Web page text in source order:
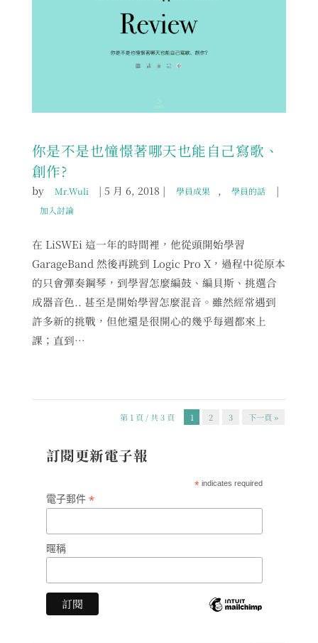
你是不是也憧憬著哪天也能自己寫歌、
創作?
by Mr.Wuli |5 月 6, 2018 | 學員成果 , 學員的話 |
加入討論
在 LiSWEi 這一年的時間裡，他從頭開始學習
GarageBand 然後再跳到 Logic Pro X，過程中從原本
的只會彈奏鋼琴，到學習怎麼編鼓、編貝斯、挑選合
成器音色.. 甚至是開始學習怎麼混音。雖然經常遇到
許多新的挑戰，但他還是很開心的幾乎每週都來上
課；直到…
第 1 頁 / 共 3 頁 1 2 3 下一頁 »
訂閱更新電子報
* indicates required
電子郵件 *
暱稱